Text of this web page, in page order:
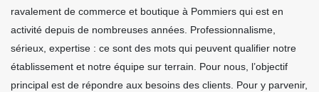
ravalement de commerce et boutique à Pommiers qui est en
activité depuis de nombreuses années. Professionnalisme,
sérieux, expertise : ce sont des mots qui peuvent qualifier notre
établissement et notre équipe sur terrain. Pour nous, l’objectif
principal est de répondre aux besoins des clients. Pour y parvenir,